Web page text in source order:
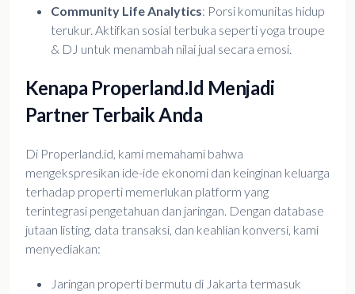
Community Life Analytics: Porsi komunitas hidup
terukur. Aktifkan sosial terbuka seperti yoga troupe
& DJ untuk menambah nilai jual secara emosi.
Kenapa Properland.id Menjadi
Partner Terbaik Anda
Di Properland.id, kami memahami bahwa
mengekspresikan ide-ide ekonomi dan keinginan keluarga
terhadap properti memerlukan platform yang
terintegrasi pengetahuan dan jaringan. Dengan database
jutaan listing, data transaksi, dan keahlian konversi, kami
menyediakan:
Jaringan properti bermutu di Jakarta termasuk